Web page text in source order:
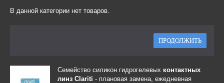
В данной категории нет товаров.
ПРОДОЛЖИТЬ
Семейство силикон гидрогелевых контактных
линз Clariti - плановая замена, ежедневная